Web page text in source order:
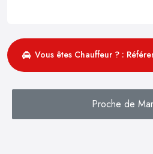
Vous êtes Chauffeur ? :
Proche de